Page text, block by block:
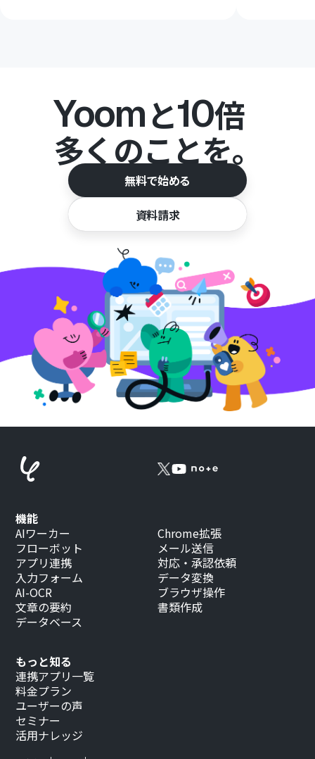
Yoomと10倍
多くのことを。
無料で始める
資料請求
もっと知る
連携アプリ一覧
料金プラン
ユーザーの声
セミナー
活用ナレッジ
機能
AIワーカー
フローボット
アプリ連携
入力フォーム
AI-OCR
文章の要約
データベース
Chrome拡張
メール送信
対応・承認依頼
データ変換
ブラウザ操作
書類作成